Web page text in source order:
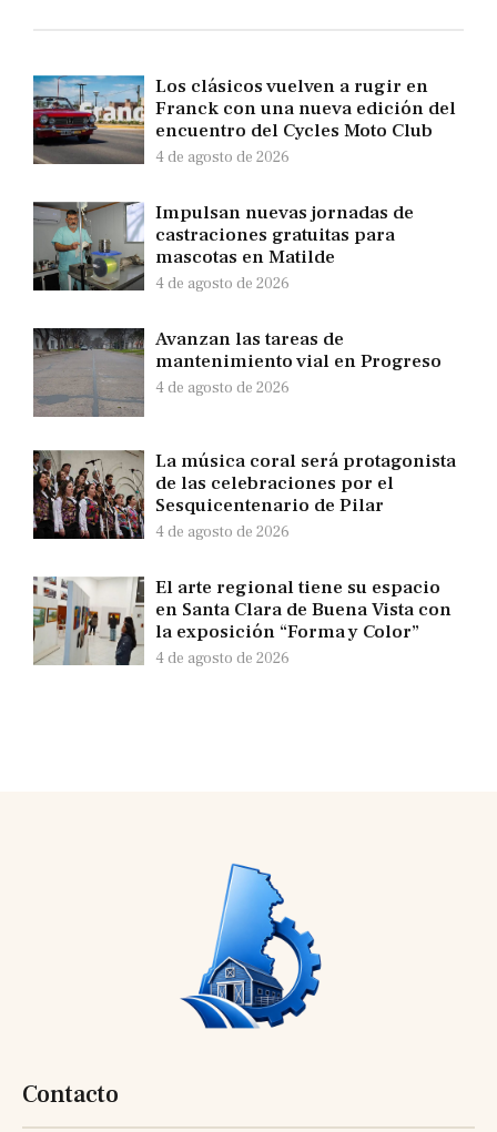
Los clásicos vuelven a rugir en
Franck con una nueva edición del
encuentro del Cycles Moto Club
4 de agosto de 2026
Impulsan nuevas jornadas de
castraciones gratuitas para
mascotas en Matilde
4 de agosto de 2026
Avanzan las tareas de
mantenimiento vial en Progreso
4 de agosto de 2026
La música coral será protagonista
de las celebraciones por el
Sesquicentenario de Pilar
4 de agosto de 2026
El arte regional tiene su espacio
en Santa Clara de Buena Vista con
la exposición “Forma y Color”
4 de agosto de 2026
Contacto